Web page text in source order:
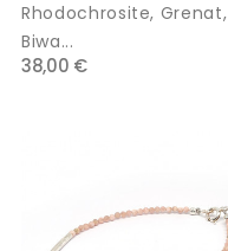
Rhodochrosite, Grenat,
Biwa...
38,00 €